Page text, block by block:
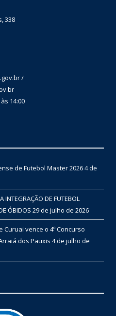
338
/
14:00
de Futebol Master 20264 de
INTEGRAÇÃO DE FUTEBOL
ÓBIDOS 29 de julho de 2026
vence o 4º Concurso
dos Pauxis 4 de julho de